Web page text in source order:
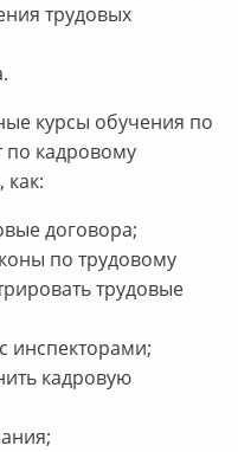
трудовых
курсы обучения по
по кадровому
как:
договора;
по трудовому
трудовые
инспекторами;
кадровую